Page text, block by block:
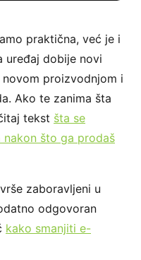
praktična, već je i
uređaj dobije novi
proizvodnjom i
Ako te zanima šta
tekst šta se
što ga prodaš
zaboravljeni u
odgovoran
kako smanjiti e-